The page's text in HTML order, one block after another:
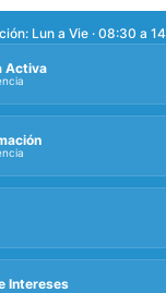
Lun a Vie · 08:30 a
Activa
Intereses